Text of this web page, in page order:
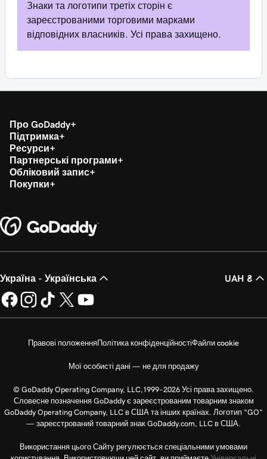
Знаки та логотипи третіх сторін є
зареєстрованими торговими марками
відповідних власників. Усі права захищено.
Про GoDaddy
Підтримка
Ресурси
Партнерські програми
Обліковий запис
Покупки
Україна - Українська UAH ₴
Правові положення Політика конфіденційностіФайли cookie
Мої особисті дані — не для продажу
© GoDaddy Operating Company, LLC,1999–2026 Усі права захищено.
Словесне позначення GoDaddy є зареєстрованим товарним знаком
GoDaddy Operating Company, LLC в США та інших країнах. Логотип "GO"
— зареєстрований товарний знак GoDaddy.com, LLC в США.
Використання цього Сайту регулюється спеціальними умовами